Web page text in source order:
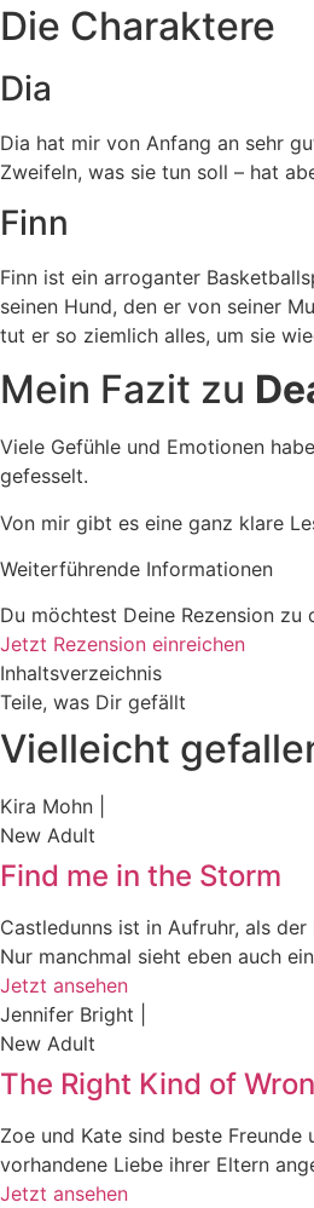
Die Charaktere
Dia
Dia hat mir von Anfang an sehr
Zweifeln, was sie tun soll – hat
Finn
Finn ist ein arroganter
seinen Hund, den er von seiner
tut er so ziemlich alles, um sie
Mein Fazit zu
Viele Gefühle und Emotionen
gefesselt.
Von mir gibt es eine ganz klare
Weiterführende Informationen
Du möchtest Deine Rezension zu
Jetzt Rezension einreichen
Inhaltsverzeichnis
Teile, was Dir gefällt
Vielleicht
Kira Mohn |
New Adult
Find me in the Storm
Castledunns ist in Aufruhr, als
Nur manchmal sieht eben auch
Jetzt ansehen
Jennifer Bright |
New Adult
The Right Kind of
Zoe und Kate sind beste
vorhandene Liebe ihrer Eltern
Jetzt ansehen